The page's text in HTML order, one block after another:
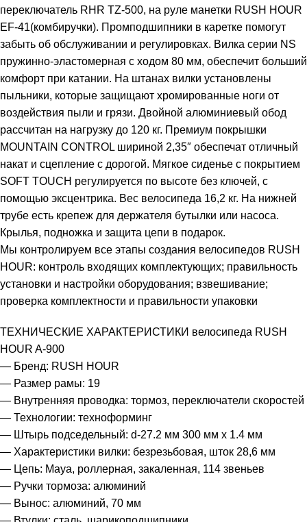
переключатель RHR TZ-500, на руле манетки RUSH HOUR
EF-41(комбиручки). Промподшипники в каретке помогут
забыть об обслуживании и регулировках. Вилка серии NS
пружинно-эластомерная с ходом 80 мм, обеспечит больший
комфорт при катании. На штанах вилки установлены
пыльники, которые защищают хромированные ноги от
воздействия пыли и грязи. Двойной алюминиевый обод
рассчитан на нагрузку до 120 кг. Премиум покрышки
MOUNTAIN CONTROL шириной 2,35″ обеспечат отличный
накат и сцепление с дорогой. Мягкое сиденье с покрытием
SOFT TOUCH регулируется по высоте без ключей, с
помощью эксцентрика. Вес велосипеда 16,2 кг. На нижней
трубе есть крепеж для держателя бутылки или насоса.
Крылья, подножка и защита цепи в подарок.
Мы контролируем все этапы создания велосипедов RUSH
HOUR: контроль входящих комплектующих; правильность
установки и настройки оборудования; взвешивание;
проверка комплектности и правильности упаковки
ТЕХНИЧЕСКИЕ ХАРАКТЕРИСТИКИ велосипеда RUSH
HOUR A-900
— Бренд: RUSH HOUR
— Размер рамы: 19
— Внутренняя проводка: тормоз, переключатели скоростей
— Технологии: техноформинг
— Штырь подседельный: d-27.2 мм 300 мм х 1.4 мм
— Характеристики вилки: безрезьбовая, шток 28,6 мм
— Цепь: Maya, роллерная, закаленная, 114 звеньев
— Ручки тормоза: алюминий
— Вынос: алюминий, 70 мм